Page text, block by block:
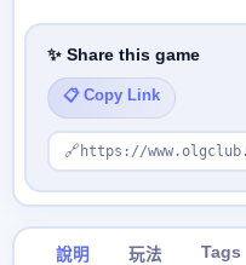
✨ Share this game
📋 Copy Link
🔗 https://
說明 玩法 Tags